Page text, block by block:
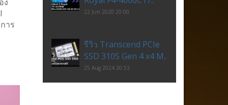
าร
22 Jun 2020 20:00
รีวิว Transcend PCIe
SSD 310S Gen 4 x4 M..
25 Aug 2024 20:53